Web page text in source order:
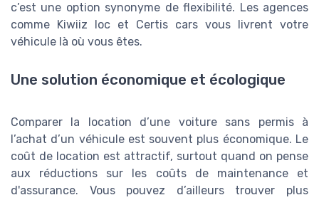
c’est une option synonyme de flexibilité. Les agences
comme Kiwiiz loc et Certis cars vous livrent votre
véhicule là où vous êtes.
Une solution économique et écologique
Comparer la location d’une voiture sans permis à
l’achat d’un véhicule est souvent plus économique. Le
coût de location est attractif, surtout quand on pense
aux réductions sur les coûts de maintenance et
d'assurance. Vous pouvez d’ailleurs trouver plus